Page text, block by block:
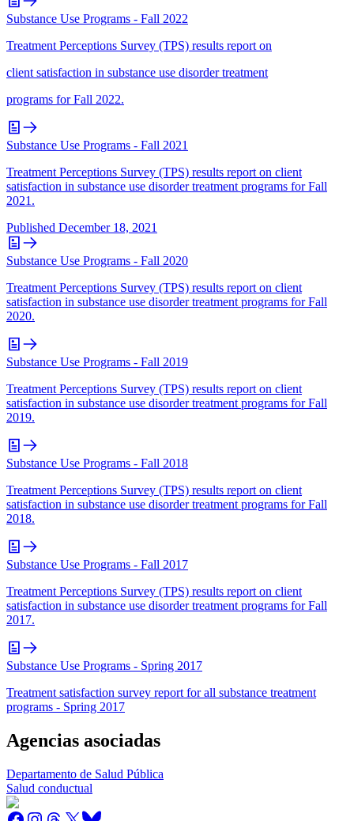
Substance Use Programs - Fall 2022
Treatment Perceptions Survey (TPS) results report on
client satisfaction in substance use disorder treatment
programs for Fall 2022.
Substance Use Programs - Fall 2021
Treatment Perceptions Survey (TPS) results report on client
satisfaction in substance use disorder treatment programs for Fall
2021.
Published December 18, 2021
Substance Use Programs - Fall 2020
Treatment Perceptions Survey (TPS) results report on client
satisfaction in substance use disorder treatment programs for Fall
2020.
Substance Use Programs - Fall 2019
Treatment Perceptions Survey (TPS) results report on client
satisfaction in substance use disorder treatment programs for Fall
2019.
Substance Use Programs - Fall 2018
Treatment Perceptions Survey (TPS) results report on client
satisfaction in substance use disorder treatment programs for Fall
2018.
Substance Use Programs - Fall 2017
Treatment Perceptions Survey (TPS) results report on client
satisfaction in substance use disorder treatment programs for Fall
2017.
Substance Use Programs - Spring 2017
Treatment satisfaction survey report for all substance treatment
programs - Spring 2017
Agencias asociadas
Departamento de Salud Pública
Salud conductual